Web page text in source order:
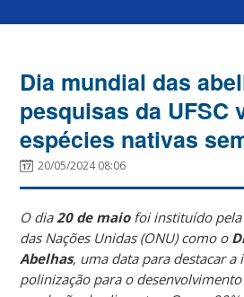
Dia mundial das
pesquisas da UFSC
espécies nativas
20/05/2024 08:06
O dia20 de maiofoi instituído pela
das Nações Unidas (ONU) como o
Abelhas, uma data para destacar a
polinização para o